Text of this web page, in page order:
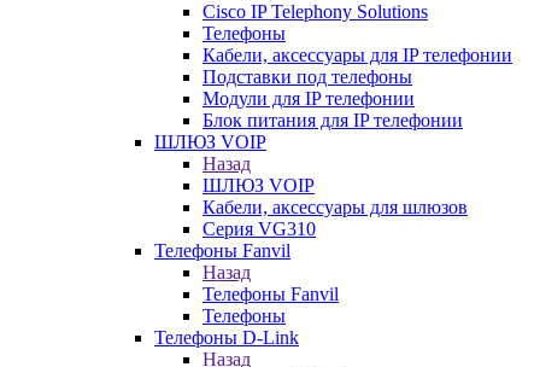
Cisco IP Telephony Solutions
Телефоны
Кабели, аксессуары для IP телефонии
Подставки под телефоны
Модули для IP телефонии
Блок питания для IP телефонии
ШЛЮЗ VOIP
Назад
ШЛЮЗ VOIP
Кабели, аксессуары для шлюзов
Серия VG310
Телефоны Fanvil
Назад
Телефоны Fanvil
Телефоны
Телефоны D-Link
Назад